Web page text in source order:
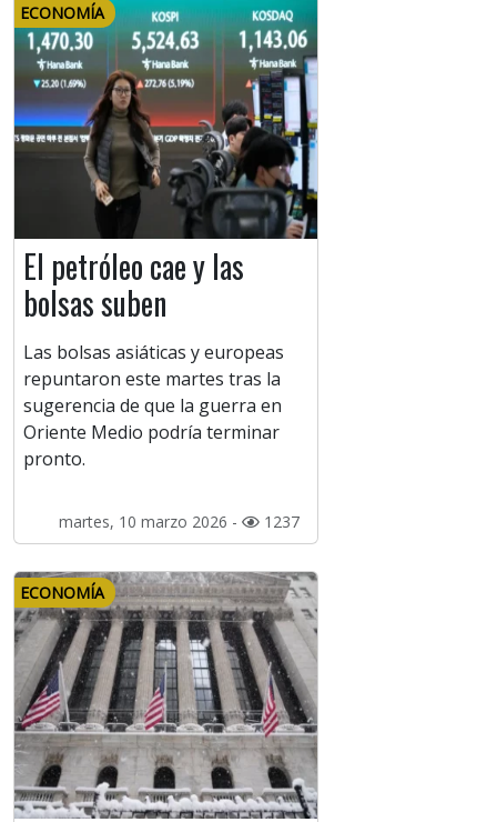
ECONOMÍA
El petróleo cae y las
bolsas suben
Las bolsas asiáticas y europeas
repuntaron este martes tras la
sugerencia de que la guerra en
Oriente Medio podría terminar
pronto.
martes, 10 marzo 2026 - 1237
ECONOMÍA